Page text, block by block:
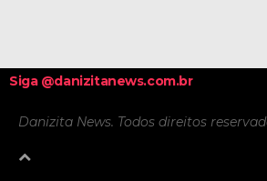
Siga @danizitanews.com.br
Danizita News. Todos direitos